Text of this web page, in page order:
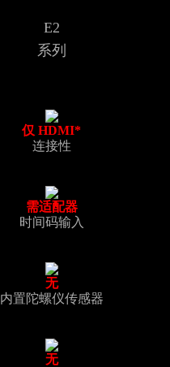
E2
系列
仅 HDMI*
连接性
需适配器
时间码输入
无
内置陀螺仪传感器
无